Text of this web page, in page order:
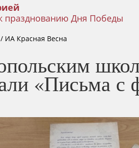
празднованию Дня Победы
/ ИА Красная Весна
«Письма с